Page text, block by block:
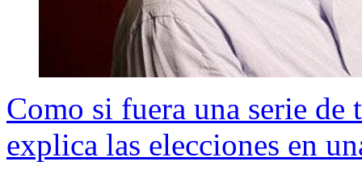
Como si fuera una serie
explica las elecciones en